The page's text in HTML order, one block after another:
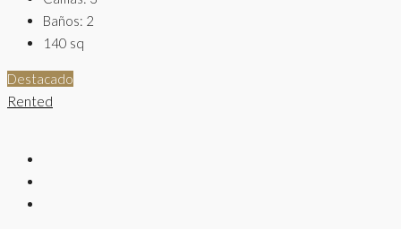
Baños: 2
140 sq
Destacado
Rented